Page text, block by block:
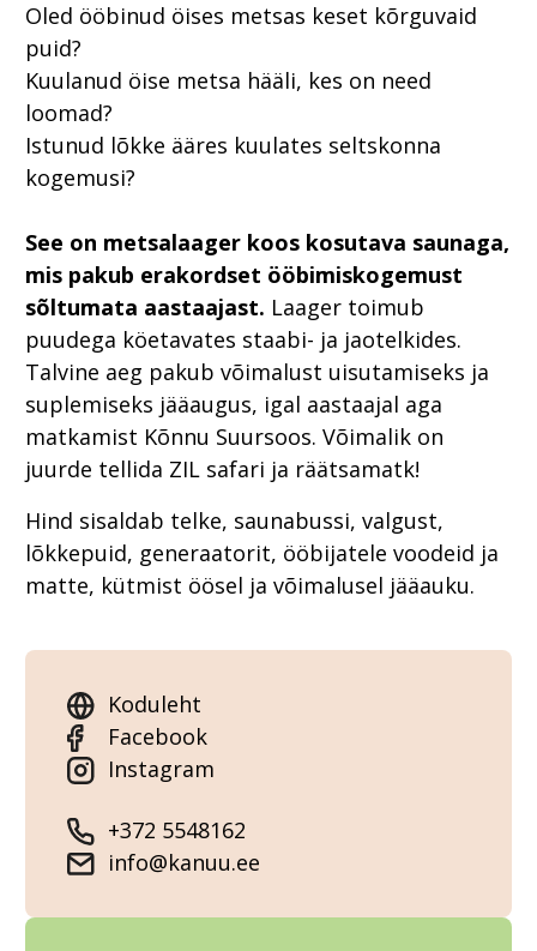
Oled ööbinud öises metsas keset kõrguvaid
puid?
Kuulanud öise metsa hääli, kes on need
loomad?
Istunud lõkke ääres kuulates seltskonna
kogemusi?
See on metsalaager koos kosutava saunaga,
mis pakub erakordset ööbimiskogemust
sõltumata aastaajast. Laager toimub
puudega köetavates staabi- ja jaotelkides.
Talvine aeg pakub võimalust uisutamiseks ja
suplemiseks jääaugus, igal aastaajal aga
matkamist Kõnnu Suursoos. Võimalik on
juurde tellida ZIL safari ja räätsamatk!
Hind sisaldab telke, saunabussi, valgust,
lõkkepuid, generaatorit, ööbijatele voodeid ja
matte, kütmist öösel ja võimalusel jääauku.
Koduleht
Facebook
Instagram
+372 5548162
info@kanuu.ee